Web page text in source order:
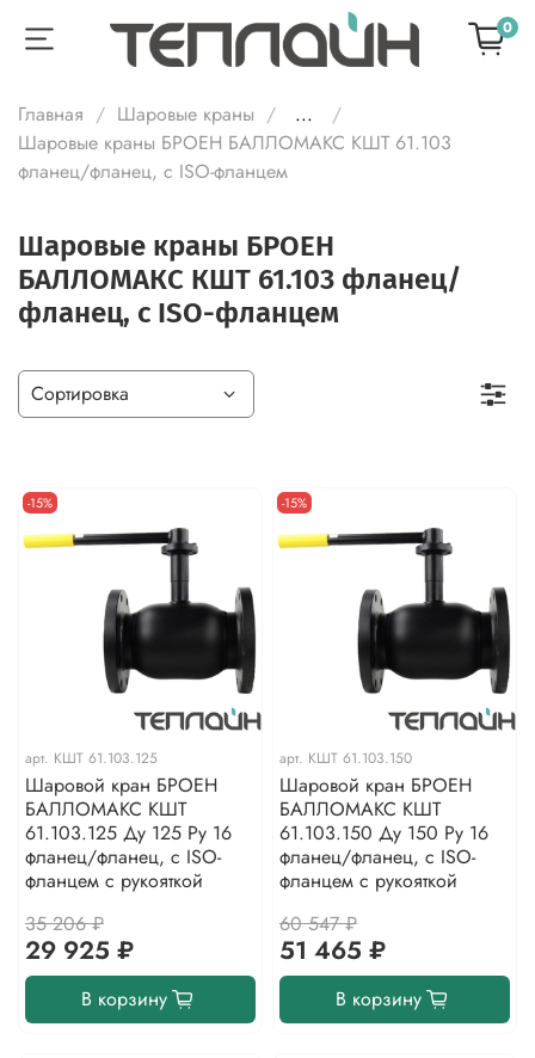
0
Главная Шаровые краны
...
Шаровые краны БРОЕН БАЛЛОМАКС КШТ 61.103
фланец/фланец, с ISO-фланцем
Шаровые краны БРОЕН
БАЛЛОМАКС КШТ 61.103 фланец/
фланец, с ISO-фланцем
-15%
арт. КШТ 61.103.125
Шаровой кран БРОЕН
БАЛЛОМАКС КШТ
61.103.125 Ду 125 Ру 16
фланец/фланец, с ISO-
фланцем с рукояткой
35 206 ₽
29 925 ₽
В корзину
-15%
арт. КШТ 61.103.150
Шаровой кран БРОЕН
БАЛЛОМАКС КШТ
61.103.150 Ду 150 Ру 16
фланец/фланец, с ISO-
фланцем с рукояткой
60 547 ₽
51 465 ₽
В корзину